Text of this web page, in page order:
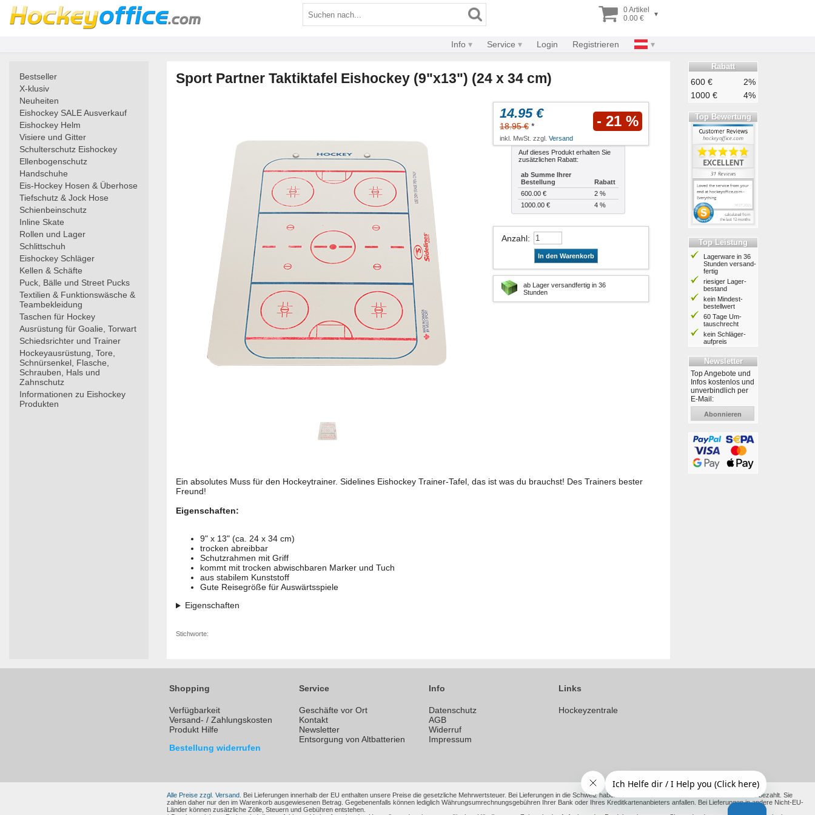
0 Artikel
0.00 €
▾
Info Service Login Registrieren
Bestseller
X-klusiv
Neuheiten
Eishockey SALE Ausverkauf
Eishockey Helm
Visiere und Gitter
Schulterschutz Eishockey
Ellenbogenschutz
Handschuhe
Eis-Hockey Hosen & Überhose
Tiefschutz & Jock Hose
Schienbeinschutz
Inline Skate
Rollen und Lager
Schlittschuh
Eishockey Schläger
Kellen & Schäfte
Puck, Bälle und Street Pucks
Textilien & Funktionswäsche &
Teambekleidung
Taschen für Hockey
Ausrüstung für Goalie, Torwart
Schiedsrichter und Trainer
Hockeyausrüstung, Tore,
Schnürsenkel, Flasche,
Schrauben, Hals und
Zahnschutz
Informationen zu Eishockey
Produkten
Sport Partner Taktiktafel Eishockey (9"x13") (24 x 34 cm)
14.95 €
18.95 € * - 21 %
inkl. MwSt. zzgl. Versand
Auf dieses Produkt erhalten Sie
zusätzlichen Rabatt:
ab Summe Ihrer
Bestellung
Rabatt
600.00 €
2 %
1000.00 €
4 %
Anzahl:
In den Warenkorb
ab Lager versandfertig in 36
Stunden
Ein absolutes Muss für den Hockeytrainer. Sidelines Eishockey Trainer-Tafel, das ist was du brauchst! Des Trainers bester
Freund!
Eigenschaften:
9" x 13" (ca. 24 x 34 cm)
trocken abreibbar
Schutzrahmen mit Griff
kommt mit trocken abwischbaren Marker und Tuch
aus stabilem Kunststoff
Gute Reisegröße für Auswärtsspiele
Eigenschaften
Stichworte:
Rabatt
600 €
2%
1000 €
4%
Top Bewertung
Top Leistung
Lagerware in 36
Stunden ver­sand­
fertig
riesiger Lager­
bestand
kein Mindest­
bestell­wert
60 Tage Um­
tausch­recht
kein Schläger­
aufpreis
Newsletter
Top Angebote und
Infos kostenlos und
unverbindlich per
E-Mail:
Abonnieren
Shopping
Verfügbarkeit
Versand- / Zahlungskosten
Produkt Hilfe
Bestellung widerrufen
Service
Geschäfte vor Ort
Kontakt
Newsletter
Entsorgung von Altbatterien
Info
Datenschutz
AGB
Widerruf
Impressum
Links
Hockeyzentrale
Alle Preise zzgl. Versand. Bei Lieferungen innerhalb der EU enthalten unsere Preise die gesetzliche Mehrwertsteuer. Bei Lieferungen in die Schweiz haben wir die anfallenden Kosten bereits für Sie vorab bezahlt. Sie
zahlen daher nur den im Warenkorb ausgewiesenen Betrag. Gegebenenfalls können lediglich Währungsumrechnungsgebühren Ihrer Bank oder Ihres Kreditkartenanbieters anfallen. Bei Lieferungen in andere Nicht-EU-
Länder können zusätzliche Zölle, Steuern und Gebühren entstehen.